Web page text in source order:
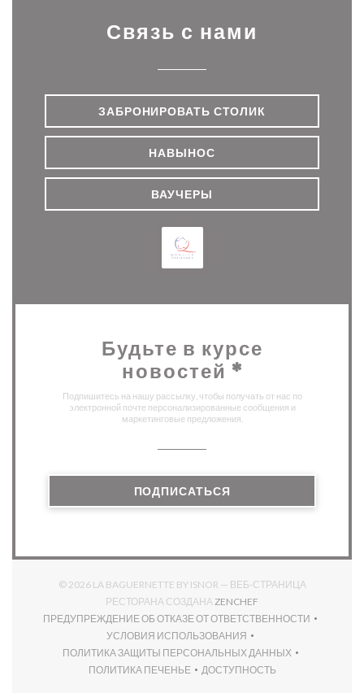
Связь с нами
ЗАБРОНИРОВАТЬ СТОЛИК
НАВЫНОС
ВАУЧЕРЫ
Будьте в курсе
новостей *
Подпишитесь на нашу рассылку, чтобы получать от нас по
электронной почте персонализированные сообщения и
маркетинговые предложения.
ПОДПИСАТЬСЯ
© 2026 LA BAGUERNETTE BY ISNOR — ВЕБ-СТРАНИЦА
РЕСТОРАНА СОЗДАНАZENCHEF
ПРЕДУПРЕЖДЕНИЕ ОБ ОТКАЗЕ ОТ ОТВЕТСТВЕННОСТИ
((ОТКРЫВАЕТСЯ В НОВОМ ОКНЕ))
УСЛОВИЯ ИСПОЛЬЗОВАНИЯ
((ОТКРЫВАЕТСЯ В НОВОМ ОКНЕ))
ПОЛИТИКА ЗАЩИТЫ ПЕРСОНАЛЬНЫХ ДАННЫХ
((ОТКРЫВАЕТСЯ В НОВОМ ОКНЕ))
ПОЛИТИКА ПЕЧЕНЬЕ
((ОТКРЫВАЕТСЯ В НОВОМ ОКНЕ))
ДОСТУПНОСТЬ
((ОТКРЫВАЕТСЯ В